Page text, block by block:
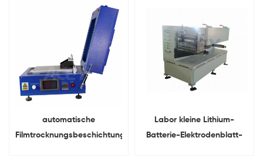
automatische
Filmtrocknungsbeschichtungsmaschine
Labor kleine Lithium-
Batterie-Elektrodenblatt-